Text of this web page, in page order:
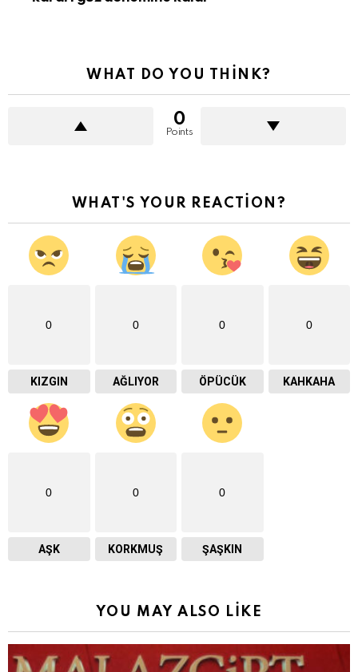
WHAT DO YOU THINK?
0
Points
WHAT'S YOUR REACTION?
0
KIZGIN
0
AĞLIYOR
0
ÖPÜCÜK
0
KAHKAHA
0
AŞK
0
KORKMUŞ
0
ŞAŞKIN
YOU MAY ALSO LIKE